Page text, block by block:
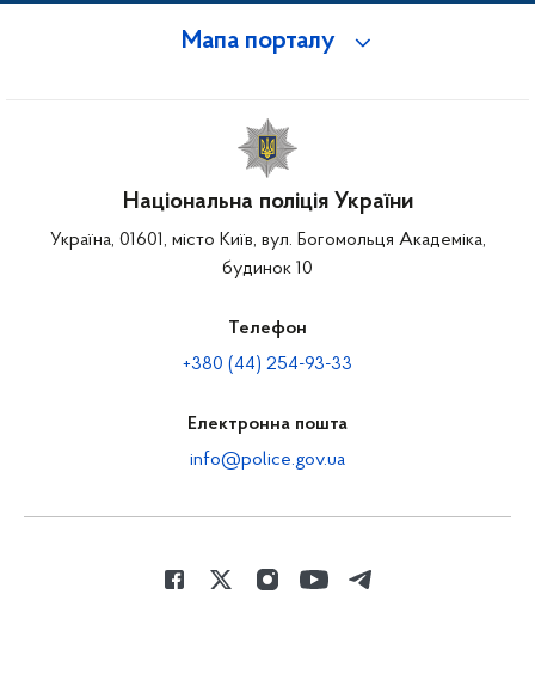
Мапа порталу
Національна поліція України
Україна, 01601, місто Київ, вул. Богомольця Академіка,
будинок 10
Телефон
+380 (44) 254-93-33
Електронна пошта
info@police.gov.ua